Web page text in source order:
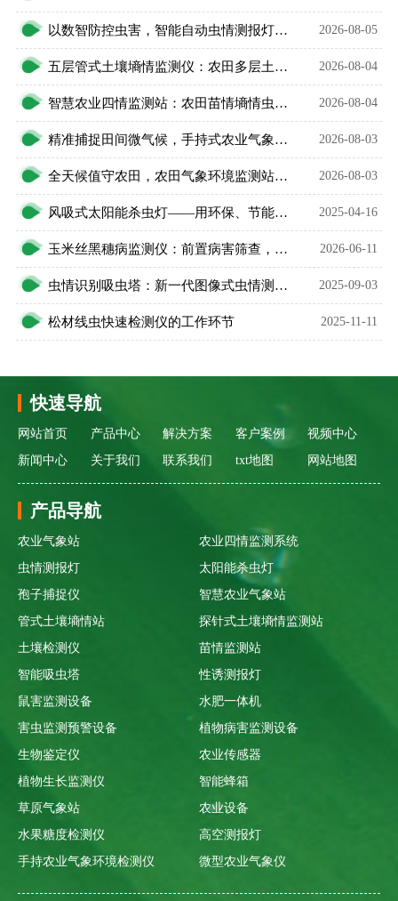
以数智防控虫害，智能自动虫情测报灯精准预判农林虫情 2026-08-05
五层管式土壤墒情监测仪：农田多层土壤水分智能监测设备 2026-08-04
智慧农业四情监测站：农田苗情墒情虫情灾情一体化监测设备 2026-08-04
精准捕捉田间微气候，手持式农业气象环境检测仪护好庄稼 2026-08-03
全天候值守农田，农田气象环境监测站升级智慧农业 2026-08-03
风吸式太阳能杀虫灯——用环保、节能、高效的理念灭虫 2025-04-16
玉米丝黑穗病监测仪：前置病害筛查，告别玉米病害被动治理 2026-06-11
虫情识别吸虫塔：新一代图像式虫情测报的“智慧之眼” 2025-09-03
松材线虫快速检测仪的工作环节 2025-11-11
快速导航
网站首页 产品中心 解决方案 客户案例
视频中心
新闻中心
关于我们 联系我们 txt地图 网站地图
产品导航
农业气象站
农业四情监测系统
虫情测报灯
太阳能杀虫灯
孢子捕捉仪
智慧农业气象站
管式土壤墒情站
探针式土壤墒情监测站
土壤检测仪
苗情监测站
智能吸虫塔
性诱测报灯
鼠害监测设备
水肥一体机
害虫监测预警设备
植物病害监测设备
生物鉴定仪
农业传感器
植物生长监测仪
智能蜂箱
草原气象站
农业设备
水果糖度检测仪
高空测报灯
手持农业气象环境检测仪
微型农业气象仪